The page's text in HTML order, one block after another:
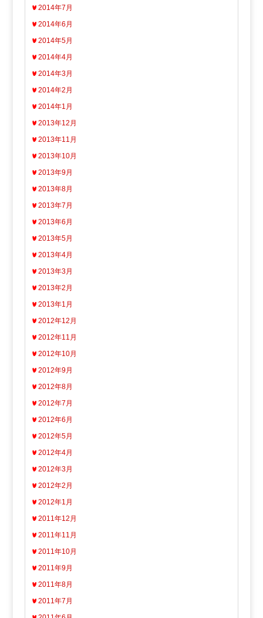
2014年7月
2014年6月
2014年5月
2014年4月
2014年3月
2014年2月
2014年1月
2013年12月
2013年11月
2013年10月
2013年9月
2013年8月
2013年7月
2013年6月
2013年5月
2013年4月
2013年3月
2013年2月
2013年1月
2012年12月
2012年11月
2012年10月
2012年9月
2012年8月
2012年7月
2012年6月
2012年5月
2012年4月
2012年3月
2012年2月
2012年1月
2011年12月
2011年11月
2011年10月
2011年9月
2011年8月
2011年7月